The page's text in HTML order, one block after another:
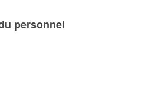
personnel